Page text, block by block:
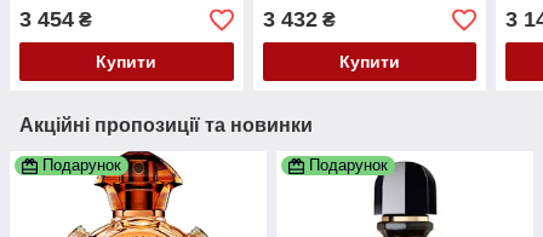
3 454 ₴
Купити
3 432₴
Купити
3
Акційні пропозиції та новинки
Подарунок Подарунок